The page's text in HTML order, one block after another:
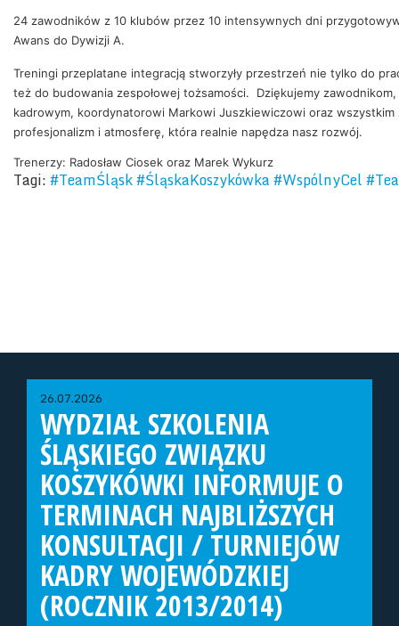
24 zawodników z 10 klubów przez 10 intensywnych dni
Awans do Dywizji A.
Treningi przeplatane integracją stworzyły przestrzeń nie tylko do
też do budowania zespołowej tożsamości. Dziękujemy
kadrowym, koordynatorowi Markowi Juszkiewiczowi oraz wszystkim
profesjonalizm i atmosferę, która realnie napędza nasz rozwój.
Trenerzy: Radosław Ciosek oraz Marek Wykurz
Tagi:#TeamŚląsk #ŚląskaKoszykówka #WspólnyCel
26.07.2026
WYDZIAŁ SZKOLENIA
ŚLĄSKIEGO ZWIĄZKU
KOSZYKÓWKI INFORMUJE O
TERMINACH NAJBLIŻSZYCH
KONSULTACJI / TURNIEJÓW
KADRY WOJEWÓDZKIEJ
(ROCZNIK 2013/2014)